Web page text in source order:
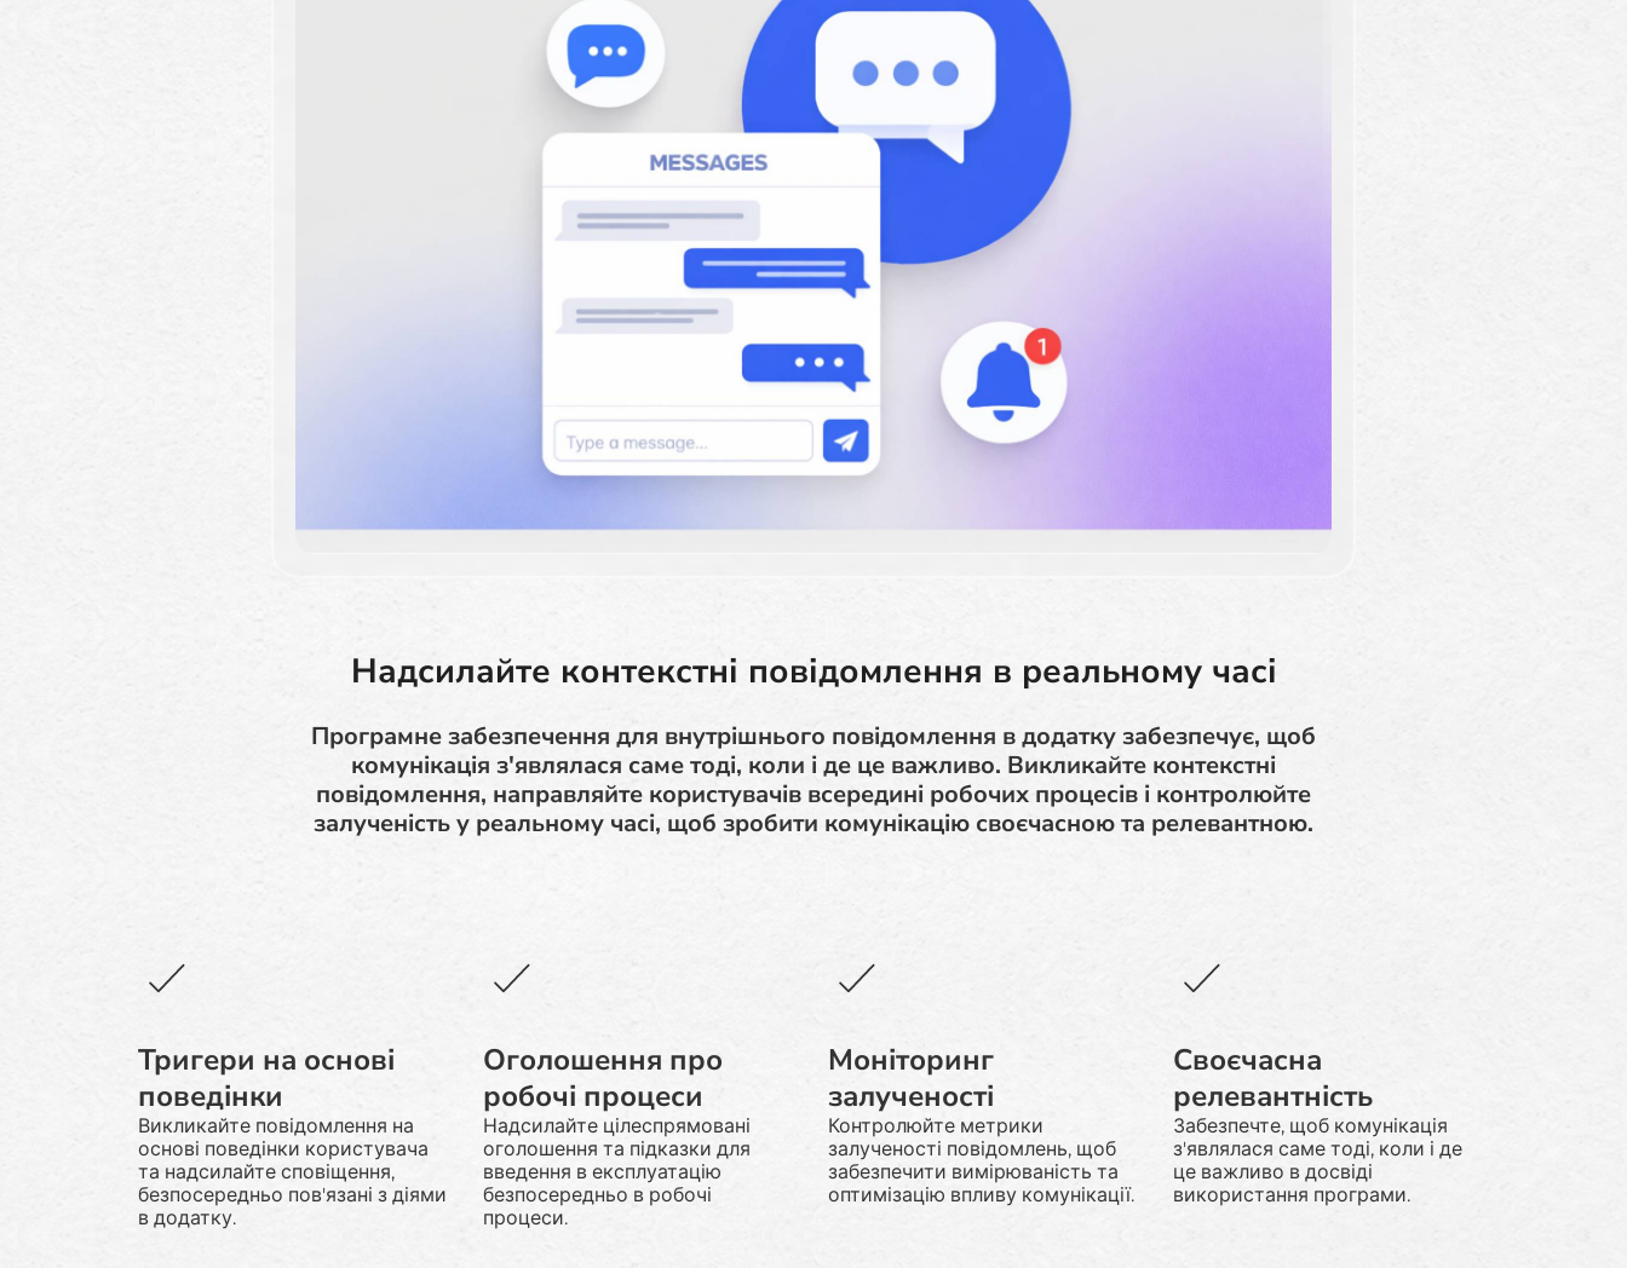
Надсилайте контекстні повідомлення в реальному часі
Програмне забезпечення для внутрішнього повідомлення в додатку забезпечує, щоб
комунікація з'являлася саме тоді, коли і де це важливо. Викликайте контекстні
повідомлення, направляйте користувачів всередині робочих процесів і контролюйте
залученість у реальному часі, щоб зробити комунікацію своєчасною та релевантною.
Тригери на основі
поведінки
Викликайте повідомлення на
основі поведінки користувача
та надсилайте сповіщення,
безпосередньо пов'язані з діями
в додатку.
Оголошення про
робочі процеси
Надсилайте цілеспрямовані
оголошення та підказки для
введення в експлуатацію
безпосередньо в робочі
процеси.
Моніторинг
залученості
Контролюйте метрики
залученості повідомлень, щоб
забезпечити вимірюваність та
оптимізацію впливу комунікації.
Своєчасна
релевантність
Забезпечте, щоб комунікація
з'являлася саме тоді, коли і де
це важливо в досвіді
використання програми.